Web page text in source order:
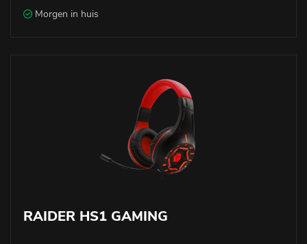
Morgen in huis
RAIDER HS1 GAMING